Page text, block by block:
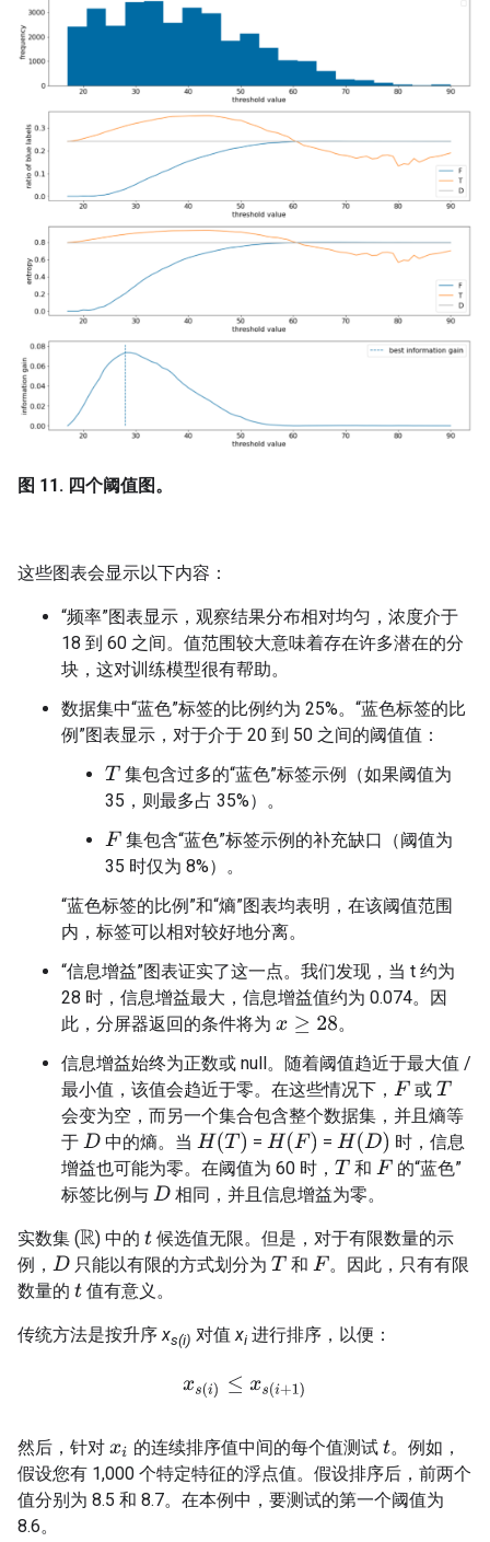
图 11. 四个阈值图。
这些图表会显示以下内容：
“频率”图表显示，观察结果分布相对均匀，浓度介于
18 到 60 之间。值范围较大意味着存在许多潜在的分
块，这对训练模型很有帮助。
数据集中“蓝色”标签的比例约为 25%。“蓝色标签的比
例”图表显示，对于介于 20 到 50 之间的阈值值：
T 集包含过多的“蓝色”标签示例（如果阈值为
35，则最多占 35%）。
F 集包含“蓝色”标签示例的补充缺口（阈值为
35 时仅为 8%）。
“蓝色标签的比例”和“熵”图表均表明，在该阈值范围
内，标签可以相对较好地分离。
“信息增益”图表证实了这一点。我们发现，当 t 约为
28 时，信息增益最大，信息增益值约为 0.074。因
此，分屏器返回的条件将为 x≥ 28
。
信息增益始终为正数或 null。随着阈值趋近于最大值 /
最小值，该值会趋近于零。在这些情况下， F 或 T
会变为空，而另一个集合包含整个数据集，并且熵等
于 D 中的熵。当 H(T) = H(F ) = H(D )
时，信息
增益也可能为零。在阈值为 60 时， T 和 F 的“蓝色”
标签比例与 D 相同，并且信息增益为零。
实数集 (R ) 中的t 候选值无限。但是，对于有限数量的示
例， D 只能以有限的方式划分为T 和 F 。因此，只有有限
数量的 t 值有意义。
传统方法是按升序 xs(i) 对值 xi 进行排序，以便：
xs( )≤x s(i+1 )
然后，针对 xi 的连续排序值中间的每个值测试 t 。例如，
假设您有 1,000 个特定特征的浮点值。假设排序后，前两个
值分别为 8.5 和 8.7。在本例中，要测试的第一个阈值为
8.6。